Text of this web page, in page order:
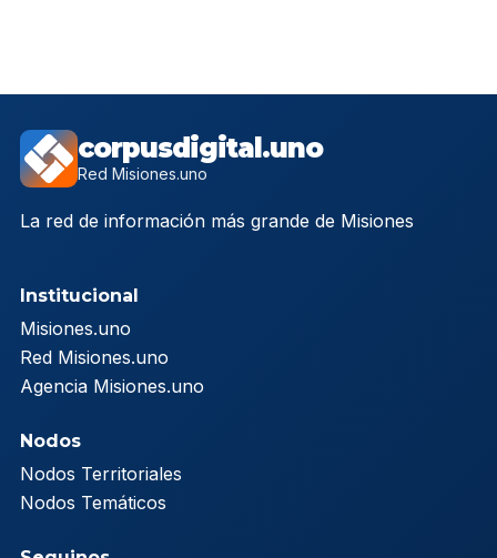
corpusdigital.uno
Red Misiones.uno
La red de información más grande de Misiones
Institucional
Misiones.uno
Red Misiones.uno
Agencia Misiones.uno
Nodos
Nodos Territoriales
Nodos Temáticos